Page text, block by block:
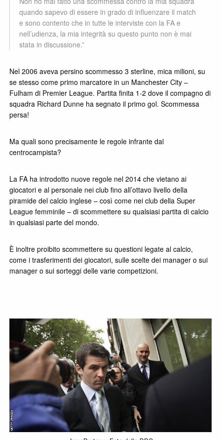
quando sapevo di essere in grado di influenzare il match
e sono contento che in tutte le interviste con la FA e
nell’udienza, la mia integrità su questo punto non è mai
stata in discussione.”
Nel 2006 aveva persino scommesso 3 sterline, mica milioni, su
se stesso come primo marcatore in un Manchester City –
Fulham di Premier League. Partita finita 1-2 dove il compagno di
squadra Richard Dunne ha segnato il primo gol. Scommessa
persa!
Ma quali sono precisamente le regole infrante dal
centrocampista?
La FA ha introdotto nuove regole nel 2014 che vietano ai
giocatori e al personale nei club fino all’ottavo livello della
piramide del calcio inglese – così come nei club della Super
League femminile – di scommettere su qualsiasi partita di calcio
in qualsiasi parte del mondo.
È inoltre proibito scommettere su questioni legate al calcio,
come i trasferimenti dei giocatori, sulle scelte dei manager o sui
manager o sui sorteggi delle varie competizioni.